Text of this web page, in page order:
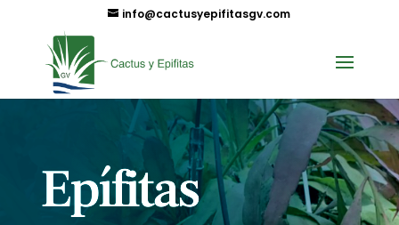
info@cactusyepifitasgv.com
Epífitas